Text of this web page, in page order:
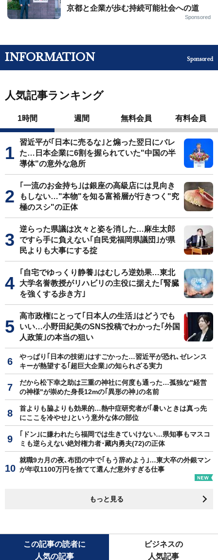
京都と企業が歩む持続可能社会への道
Sponsored
INFORMATION Sponsored
人気記事ランキング
1時間 週間 無料会員 有料会員
習近平が｢日本に売るな｣と煽った翌日にバレ
た…日本企業に6割を握られていた"中国の半
導体"の意外な急所
｢一流のお金持ち｣は銀座の高級店には見向き
もしない…"本物"を知る富裕層が行きつく"究
極のスシ"の正体
逆らった県議は次々と姿を消した…麻生太郎
ですら手に負えない｢自民党福岡県議団｣が県
民よりも大事にする掟
｢自宅でゆっくり静養｣はむしろ逆効果…東北
大学名誉教授がリハビリの主役に据えた｢腎臓
を強くする歩き方｣
高市政権にとって｢日本人の生活｣はどうでも
いい…小野田紀美のSNS投稿でわかった｢外国
人政策｣の本当の狙い
やっぱり｢日本の技術｣はすごかった…習近平が恐れ､ゼレンス
キーが熱望する｢超巨大企業｣の知られざる実力
だから松下幸之助は三重の神社に何度も通った…孤独な"経営
の神様"が崇めた身長12mの｢異形の神｣の名前
首よりも脇よりも効果的…熱中症研究者が｢暑いときは真っ先
にここを冷やせ｣という意外な体の部位
｢ドン｣に嫌われたら福岡では生きていけない…県知事もマスコ
ミも逆らえない絶対権力者･藏内勇夫(72)の正体
就職9カ月の夜､布団の中で｢もう辞めよう｣…東大卒の外銀マン
が年収1100万円を捨てて選んだ意外すぎる仕事
もっと見る
この記事の読者に
人気の記事
ビジネスの
人気記事